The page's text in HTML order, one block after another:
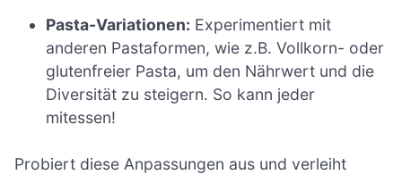
Pasta-Variationen: Experimentiert mit
anderen Pastaformen, wie z.B. Vollkorn- oder
glutenfreier Pasta, um den Nährwert und die
Diversität zu steigern. So kann jeder
mitessen!
Probiert diese Anpassungen aus und verleiht